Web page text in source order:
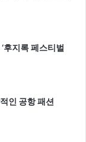
후지록 페스티벌
인 공항 패션